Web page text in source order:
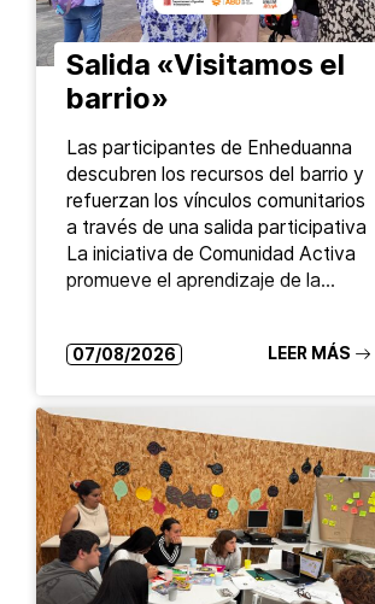
Salida «Visitamos el
barrio»
Las participantes de Enheduanna
descubren los recursos del barrio y
refuerzan los vínculos comunitarios
a través de una salida participativa
La iniciativa de Comunidad Activa
promueve el aprendizaje de la…
07/08/2026 LEER MÁS